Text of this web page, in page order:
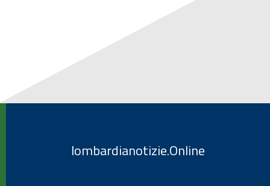
lombardianotizie.Online